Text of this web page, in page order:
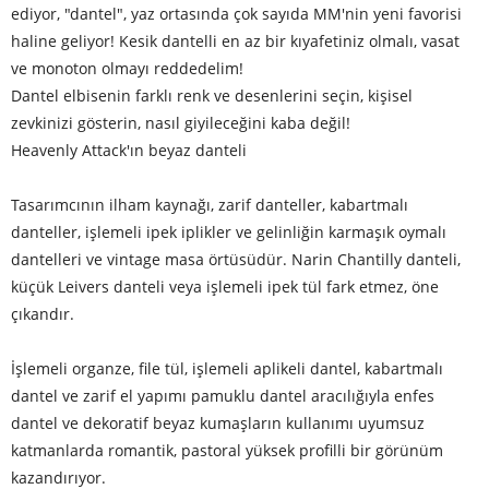
ediyor, "dantel", yaz ortasında çok sayıda MM'nin yeni favorisi
haline geliyor! Kesik dantelli en az bir kıyafetiniz olmalı, vasat
ve monoton olmayı reddedelim!
Dantel elbisenin farklı renk ve desenlerini seçin, kişisel
zevkinizi gösterin, nasıl giyileceğini kaba değil!
Heavenly Attack'ın beyaz danteli
Tasarımcının ilham kaynağı, zarif danteller, kabartmalı
danteller, işlemeli ipek iplikler ve gelinliğin karmaşık oymalı
dantelleri ve vintage masa örtüsüdür. Narin Chantilly danteli,
küçük Leivers danteli veya işlemeli ipek tül fark etmez, öne
çıkandır.
İşlemeli organze, file tül, işlemeli aplikeli dantel, kabartmalı
dantel ve zarif el yapımı pamuklu dantel aracılığıyla enfes
dantel ve dekoratif beyaz kumaşların kullanımı uyumsuz
katmanlarda romantik, pastoral yüksek profilli bir görünüm
kazandırıyor.